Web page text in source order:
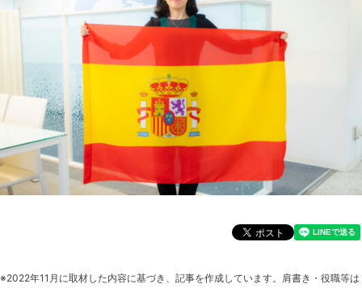
※2022年11月に取材した内容に基づき、記事を作成しています。肩書き・役職等は